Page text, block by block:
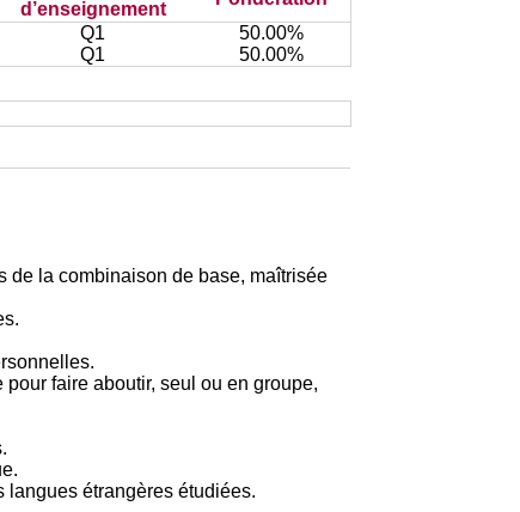
d’enseignement
Q1
50.00%
Q1 50.00%
de la combinaison de base, maîtrisée
faire aboutir, seul ou en groupe,
langues étrangères étudiées.